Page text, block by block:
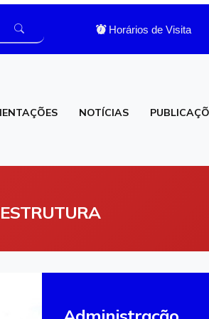
Horários de Visita
NOTÍCIAS
ESTRUTURA